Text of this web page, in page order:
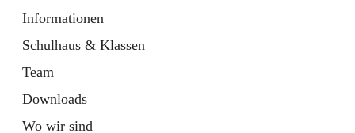
Informationen
Schulhaus & Klassen
Team
Downloads
Wo wir sind